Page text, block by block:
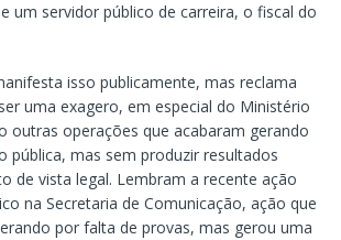
um servidor público de carreira, o fiscal do
isso publicamente, mas reclama
uma exagero, em especial do Ministério
outras operações que acabaram gerando
pública, mas sem produzir resultados
de vista legal. Lembram a recente ação
na Secretaria de Comunicação, ação que
por falta de provas, mas gerou uma